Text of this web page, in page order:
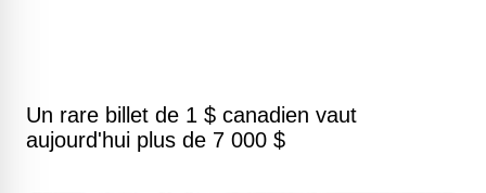
Un rare billet de 1 $ canadien vaut
aujourd'hui plus de 7 000 $